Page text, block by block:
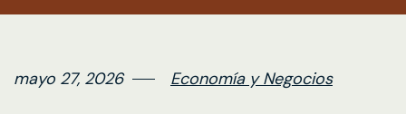
mayo 27, 2026 Economía y Negocios